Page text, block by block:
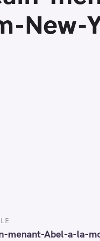
New-
menant-Abel-a-la-